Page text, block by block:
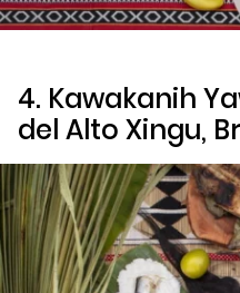
4. Kawakanih
del Alto Xingu,